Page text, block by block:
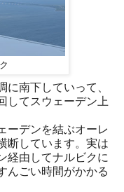
に南下していって、
してスウェーデン上
ーデンを結ぶオーレ
断しています。実は
経由してナルビクに
んごい時間がかかる